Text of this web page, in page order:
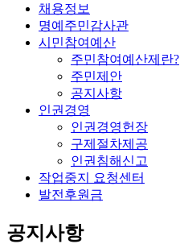
채용정보
명예주민감사관
시민참여예산
주민참여예산제란?
주민제안
공지사항
인권경영
인권경영헌장
구제절차제공
인권침해신고
작업중지 요청센터
발전후원금
공지사항